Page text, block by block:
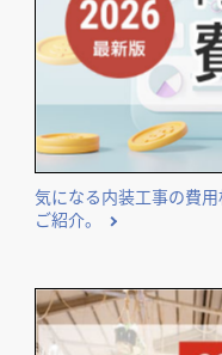
気になる内装工事の費
ご紹介。